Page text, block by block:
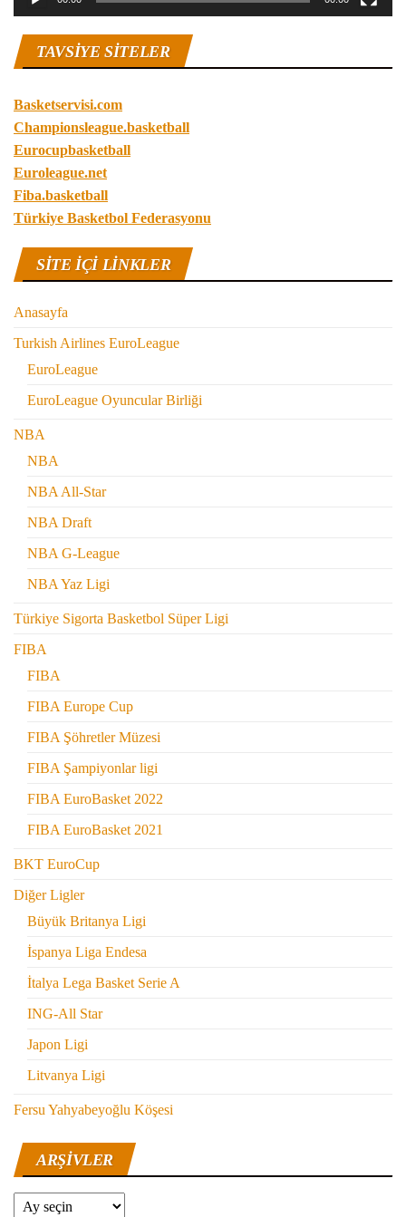
TAVSIYE SITELER
Basketservisi.com
Championsleague.basketball
Eurocupbasketball
Euroleague.net
Fiba.basketball
Türkiye Basketbol Federasyonu
SITE IÇI LINKLER
Anasayfa
Turkish Airlines EuroLeague
EuroLeague
EuroLeague Oyuncular Birliği
NBA
NBA
NBA All-Star
NBA Draft
NBA G-League
NBA Yaz Ligi
Türkiye Sigorta Basketbol Süper Ligi
FIBA
FIBA
FIBA Europe Cup
FIBA Şöhretler Müzesi
FIBA Şampiyonlar ligi
FIBA EuroBasket 2022
FIBA EuroBasket 2021
BKT EuroCup
Diğer Ligler
Büyük Britanya Ligi
İspanya Liga Endesa
İtalya Lega Basket Serie A
ING-All Star
Japon Ligi
Litvanya Ligi
Fersu Yahyabeyoğlu Köşesi
ARŞIVLER
Arşivler